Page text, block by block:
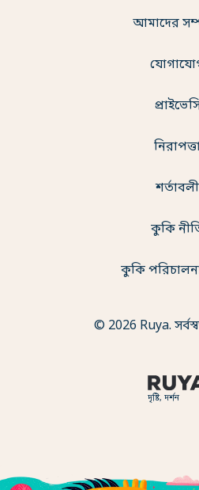
দৃষ্টি, দর্শন
আমাদের
শর্তাবলী
কুকি
কুকি
© 2026 Ruya.